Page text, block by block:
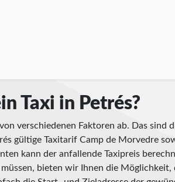
Taxi in Petrés?
verschiedenen Faktoren ab. Das sind
gültige Taxitarif Camp de Morvedre
kann der anfallende Taxipreis
bieten wir Ihnen die Möglichkeit,